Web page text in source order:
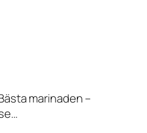
marinaden –